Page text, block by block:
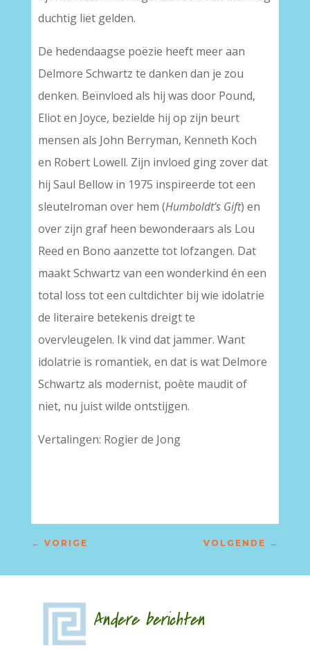
duchtig liet gelden.
De hedendaagse poëzie heeft meer aan
Delmore Schwartz te danken dan je zou
denken. Beïnvloed als hij was door Pound,
Eliot en Joyce, bezielde hij op zijn beurt
mensen als John Berryman, Kenneth Koch
en Robert Lowell. Zijn invloed ging zover dat
hij Saul Bellow in 1975 inspireerde tot een
sleutelroman over hem (Humboldt’s Gift) en
over zijn graf heen bewonderaars als Lou
Reed en Bono aanzette tot lofzangen. Dat
maakt Schwartz van een wonderkind én een
total loss tot een cultdichter bij wie idolatrie
de literaire betekenis dreigt te
overvleugelen. Ik vind dat jammer. Want
idolatrie is romantiek, en dat is wat Delmore
Schwartz als modernist, poète maudit of
niet, nu juist wilde ontstijgen.
Vertalingen: Rogier de Jong
← VORIGE VOLGENDE →
Andere berichten